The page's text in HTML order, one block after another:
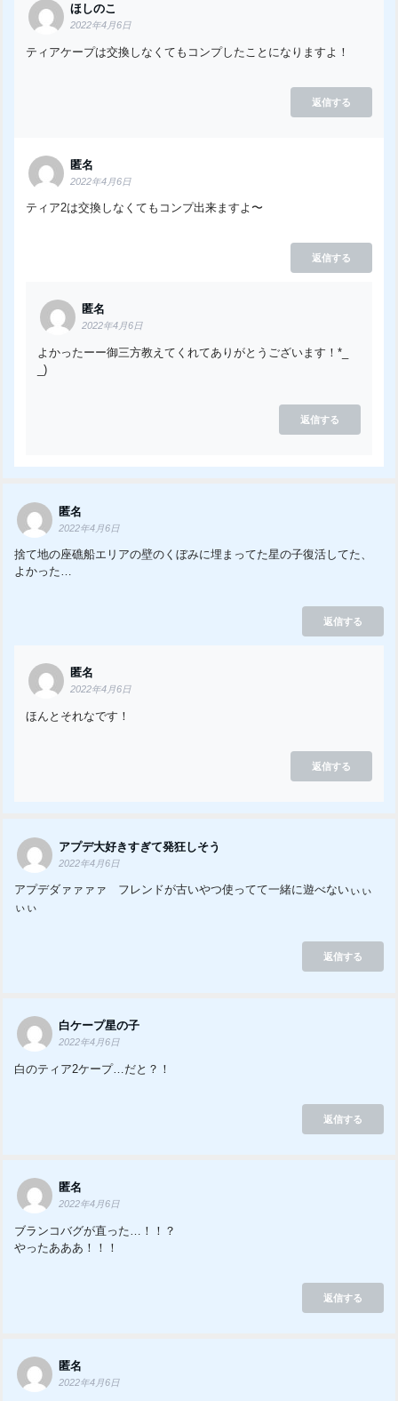
ほしのこ
2022年4月6日
ティアケープは交換しなくてもコンプしたことになりますよ！
返信する
匿名
2022年4月6日
ティア2は交換しなくてもコンプ出来ますよ〜
返信する
匿名
2022年4月6日
よかったーー御三方教えてくれてありがとうございます！*_
_)
返信する
匿名
2022年4月6日
捨て地の座礁船エリアの壁のくぼみに埋まってた星の子復活してた、
よかった…
返信する
匿名
2022年4月6日
ほんとそれなです！
返信する
アプデ大好きすぎて発狂しそう
2022年4月6日
アプデダァァァァ フレンドが古いやつ使ってて一緒に遊べないぃぃ
ぃぃ
返信する
白ケープ星の子
2022年4月6日
白のティア2ケープ…だと？！
返信する
匿名
2022年4月6日
ブランコバグが直った…！！？
やったあああ！！！
返信する
匿名
2022年4月6日